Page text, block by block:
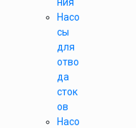
Насо
сы
для
отво
да
сток
ов
Насо